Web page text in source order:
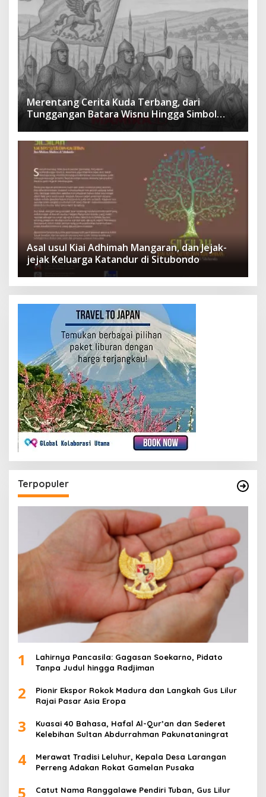
Merentang Cerita Kuda Terbang, dari
Tunggangan Batara Wisnu Hingga Simbol
Asal usul Kiai Adhimah Mangaran, dan Jejak-
jejak Keluarga Katandur di Situbondo
Terpopuler
1
Lahirnya Pancasila: Gagasan Soekarno, Pidato
Tanpa Judul hingga Radjiman
2
Pionir Ekspor Rokok Madura dan Langkah Gus Lilur
Rajai Pasar Asia Eropa
3
Kuasai 40 Bahasa, Hafal Al-Qur’an dan Sederet
Kelebihan Sultan Abdurrahman Pakunataningrat
4
Merawat Tradisi Leluhur, Kepala Desa Larangan
Perreng Adakan Rokat Gamelan Pusaka
5
Catut Nama Ranggalawe Pendiri Tuban, Gus Lilur